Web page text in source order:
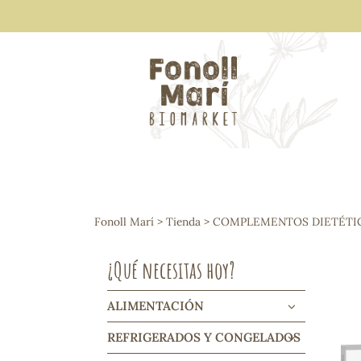
Arroces y legumbres
Frutos secos y snacks
Cereales, mueslis, hinchados y
Galletas y dulces
Vinos y cavas
Condimentos y salsas
Harinas y sémolas
Pasta
Fonoll Marí > Tienda > COMPLEMENTOS
¿Qué necesitas hoy?
ALIMENTACIÓN
REFRIGERADOS Y CONGELADOS